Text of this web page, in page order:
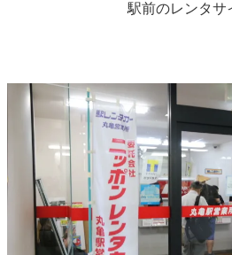
駅前のレンタサ